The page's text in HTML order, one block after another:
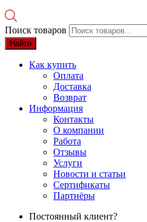
Поиск товаров
Найти
Как купить
Оплата
Доставка
Возврат
Информация
Контакты
О компании
Работа
Отзывы
Услуги
Новости и статьи
Сертификаты
Партнёры
Постоянный клиент?